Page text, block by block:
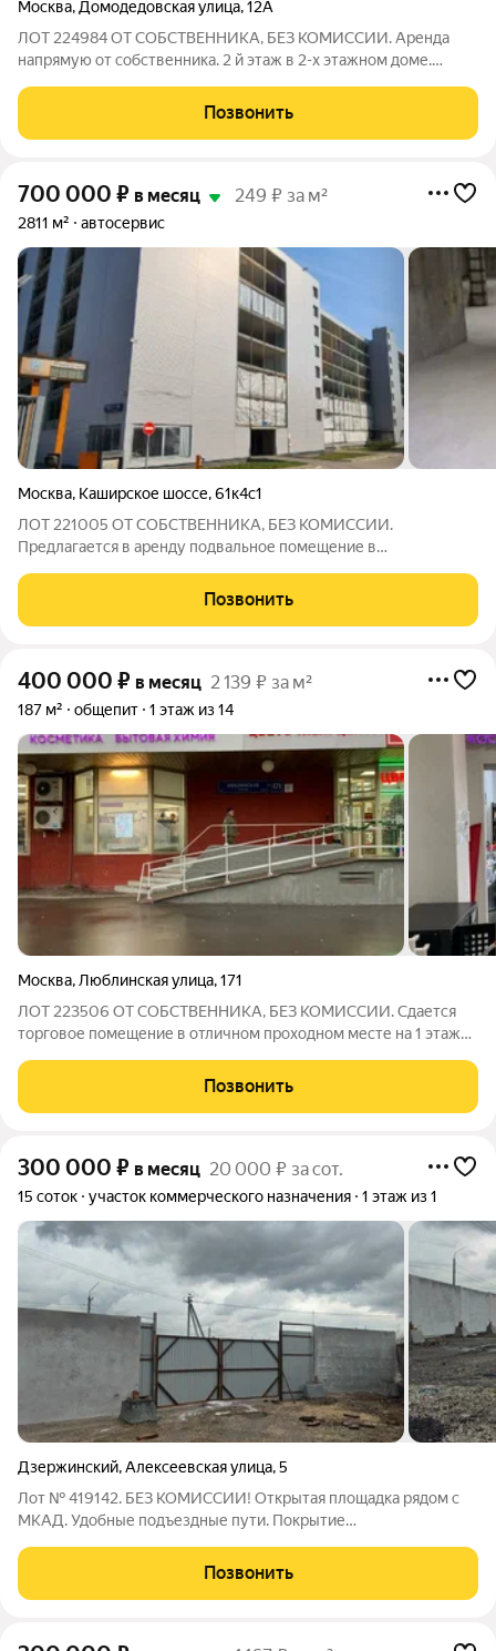
Москва, Домодедовская улица,12А
ЛОТ 224984 ОТ СОБСТВЕННИКА, БЕЗ КОМИССИИ. Аренда
напрямую от собственника. 2 й этаж в 2-х этажном доме.
магазин Евроспар. На первом этаже аптека. Внутренний двор
100 м, за забором с въездными
Позвонить
700 000 ₽ в месяц 249 ₽ за м²
2811 м² автосервис
Москва, Каширское шоссе,61к4с1
ЛОТ 221005 ОТ СОБСТВЕННИКА, БЕЗ КОМИССИИ.
Предлагается в аренду подвальное помещение в
здание (четыре этажа) и производственный корпус (два
этажа). Комплекс расположен в районе с развитой
Позвонить
400 000 ₽ в месяц 2 139 ₽ за м²
187 м² общепит 1 этаж из 14
Москва, Люблинская улица,171
ЛОТ 223506 ОТ СОБСТВЕННИКА, БЕЗ КОМИССИИ. Сдается
торговое помещение в отличном проходном месте на 1 этаже.
конца декабря 2025) помещение арендует "Улыбка радуги".
Есть возможность добавить
Позвонить
300 000 ₽ в месяц 20 000 ₽ за сот.
15 соток участок коммерческого назначения 1 этаж из 1
Дзержинский,Алексеевская улица,5
Лот № 419142. БЕЗ КОМИССИИ! Открытая площадка рядом с
МКАД. Удобные подъездные пути. Покрытие
электроэнергия для бытовых нужд. Все дополнительные
условия обсуждаются при встрече. Возможно деление
Позвонить